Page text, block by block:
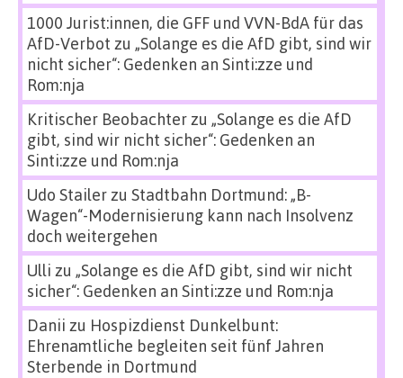
1000 Jurist:innen, die GFF und VVN-BdA für das
AfD-Verbot zu „Solange es die AfD gibt, sind wir
nicht sicher“: Gedenken an Sinti:zze und
Rom:nja
Kritischer Beobachterzu „Solange es die AfD
gibt, sind wir nicht sicher“: Gedenken an
Sinti:zze und Rom:nja
Udo Stailerzu Stadtbahn Dortmund: „B-
Wagen“-Modernisierung kann nach Insolvenz
doch weitergehen
Ulli zu „Solange es die AfD gibt, sind wir nicht
sicher“: Gedenken an Sinti:zze und Rom:nja
Danii zu Hospizdienst Dunkelbunt:
Ehrenamtliche begleiten seit fünf Jahren
Sterbende in Dortmund